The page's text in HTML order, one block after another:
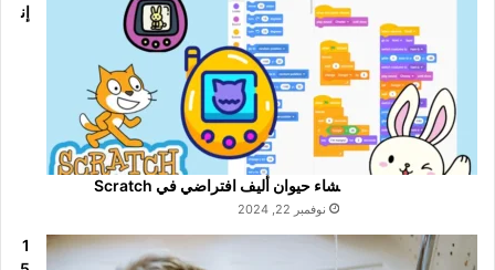
إن
شاء حيوان أليف افتراضي في Scratch
نوفمبر 22, 2024
1